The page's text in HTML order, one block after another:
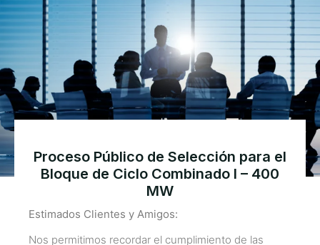
Proceso Público de Selección para el
Bloque de Ciclo Combinado I – 400
MW
Estimados Clientes y Amigos:
Nos permitimos recordar el cumplimiento de las